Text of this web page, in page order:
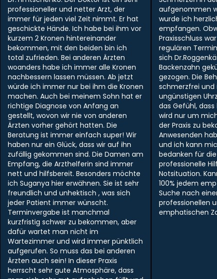
professioneller und netter Arzt, der
immer für jeden viel Zeit nimmt. Er hat
geschickte Hände. Ich habe bei ihm vor
kurzem 2 Kronen hintereinander
bekommen, mit den beiden bin ich
total zufrieden. Bei anderen Ärzten
woanders habe ich immer alle Kronen
nachbessern lassen müssen. Ab jetzt
würde ich immer nur bei ihm die Kronen
machen. Auch bei meinem Sohn hat er
richtige Diagnose von Anfang an
gestellt, wovon wir nie von anderen
Ärzten vorher gehört hatten. Die
Beratung ist immer einfach super! Wir
haben nur ein Glück, dass wir auf ihn
zufällig gekommen sind. Die Damen am
Empfang, die Arzthelferin sind immer
nett und hilfsbereit. Besonders möchte
ich Suganya hier erwähnen. Sie ist sehr
freundlich und unhektisch , was sich
jeder Patient immer wünscht.
Terminvergabe ist manchmal
kurzfristig schwer zu bekommen, aber
dafür wartet man nicht im
Wartezimmer und wird immer pünktlich
aufgerufen. So muss das bei anderen
Ärzten auch sein! In dieser Praxis
herrscht sehr gute Atmosphäre, dass
aufgenommen
wurde ich
empfangen.
Praxisschluss
regulären
sich
Backenzahn
gezogen. Die
schmerzfrei
ungünstigen
das Gefühl,
wird nur um
der Praxis zu
Anwesenden
und ich kann
bedanken für
professionelle
Notsituation.
100% jedem
Suche nach
professionellen
emphatischen